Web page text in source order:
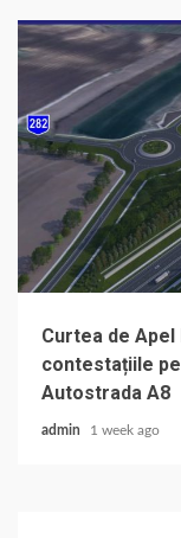
Curtea de
contestațiile
Autostrada A8
admin 1 week ago